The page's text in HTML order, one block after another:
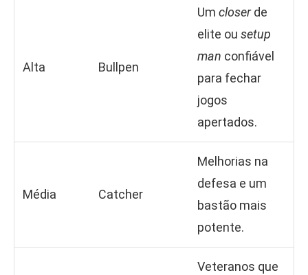
Alta Bullpen
Um closerde
elite ou setup
man confiável
para fechar
jogos
apertados.
Média Catcher
Melhorias na
defesa e um
bastão mais
potente.
Veteranos que